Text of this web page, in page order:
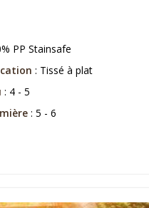
PP Stainsafe
: Tissé à plat
: 4 - 5
: 5 - 6